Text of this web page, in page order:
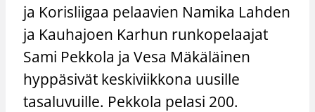
ja Korisliigaa pelaavien Namika Lahden
ja Kauhajoen Karhun runkopelaajat
Sami Pekkola ja Vesa Mäkäläinen
hyppäsivät keskiviikkona uusille
tasaluvuille. Pekkola pelasi 200.